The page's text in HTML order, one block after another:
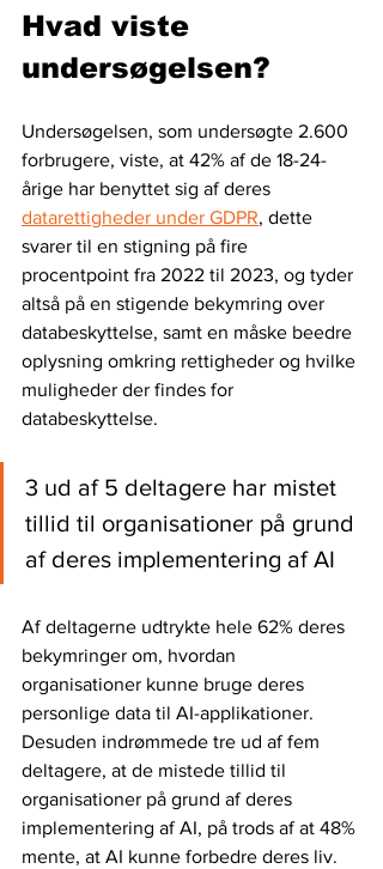
Hvad viste
undersøgelsen?
Undersøgelsen, som undersøgte 2.600
forbrugere, viste, at 42% af de 18-24-
årige har benyttet sig af deres
datarettigheder under GDPR, dette
svarer til en stigning på fire
procentpoint fra 2022 til 2023, og tyder
altså på en stigende bekymring over
databeskyttelse, samt en måske beedre
oplysning omkring rettigheder og hvilke
muligheder der findes for
databeskyttelse.
3 ud af 5 deltagere har mistet
tillid til organisationer på grund
af deres implementering af AI
Af deltagerne udtrykte hele 62% deres
bekymringer om, hvordan
organisationer kunne bruge deres
personlige data til AI-applikationer.
Desuden indrømmede tre ud af fem
deltagere, at de mistede tillid til
organisationer på grund af deres
implementering af AI, på trods af at 48%
mente, at AI kunne forbedre deres liv.